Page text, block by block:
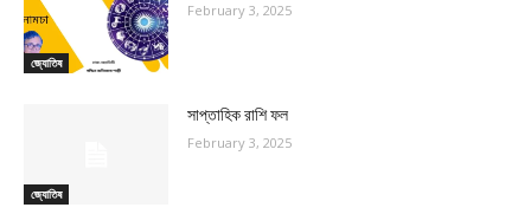
জ্যোতিষ
February 3, 2025
জ্যোতিষ
সাপ্তাহিক রাশি ফল
February 3, 2025